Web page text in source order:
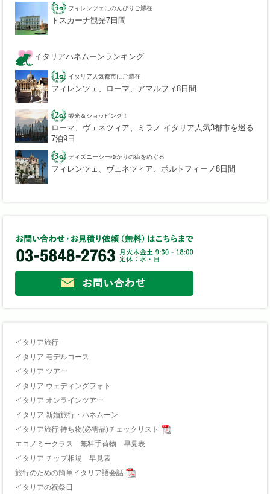
フィレンツェにのんびりご滞在
トスカーナ観光7日間
イタリアハネムーンランキング
イタリア人気都市にご滞在
フィレンツェ、ローマ、アマルフィ8日間
観光＆ショッピング！
ローマ、ヴェネツィア、ミラノ イタリア人気3都市を巡る
7泊9日
ディズニーシーゆかりの街をめぐる
フィレンツェ、ヴェネツィア、ポルトフィーノ8日間
イタリア旅行
イタリア モデルコース
イタリア ツアー
イタリア ウェディングフォト
イタリア オンラインツアー
イタリア 新婚旅行・ハネムーン
イタリア旅行 持ち物(必需品)チェックリスト
エコノミークラス 無料手荷物 早見表
イタリア チップ相場 早見表
旅行のための簡単イタリア語会話
イタリアの祝祭日